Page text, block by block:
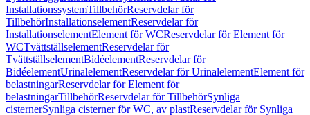
InstallationssystemTillbehörReservdelar för
TillbehörInstallationselementReservdelar för
InstallationselementElement för WCReservdelar för Element för
WCTvättställselementReservdelar för
TvättställselementBidéelementReservdelar för
BidéelementUrinalelementReservdelar för UrinalelementElement för
belastningarReservdelar för Element för
belastningarTillbehörReservdelar för TillbehörSynliga
cisternerSynliga cisterner för WC, av plastReservdelar för Synliga